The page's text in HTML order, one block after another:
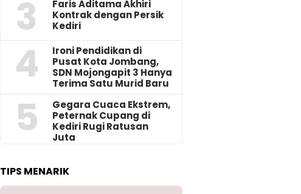
3
Faris Aditama Akhiri
Kontrak dengan Persik
Kediri
4
Ironi Pendidikan di
Pusat Kota Jombang,
SDN Mojongapit 3 Hanya
Terima Satu Murid Baru
5
‎Gegara Cuaca Ekstrem,
Peternak Cupang di
Kediri Rugi Ratusan
Juta
TIPS MENARIK